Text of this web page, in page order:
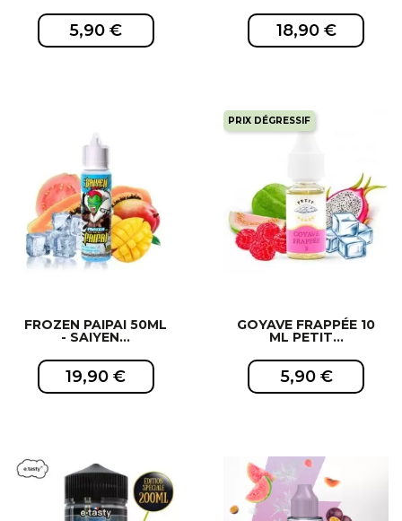
5,90 € 18,90 €
FROZEN PAIPAI 50ML
- SAIYEN...
19,90 €
EXCLUSIVITÉ WEB !
PRIX DÉGRESSIF
GOYAVE FRAPPÉE 10
ML PETIT...
5,90 €
EXCLUSIVITÉ WEB !